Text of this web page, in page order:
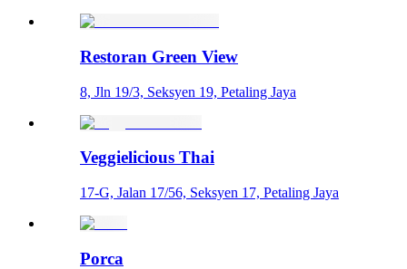
Restoran Green View
8, Jln 19/3, Seksyen 19, Petaling Jaya
Veggielicious Thai
17-G, Jalan 17/56, Seksyen 17, Petaling Jaya
Porca